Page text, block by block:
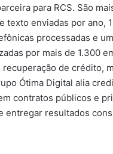
para RCS. São
texto enviadas por ano,
processadas e
por mais de 1.300
recuperação de crédito,
Ótima Digital alia
contratos públicos e
entregar resultados